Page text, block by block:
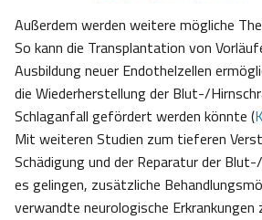
Außerdem werden weitere mögliche
So kann die Transplantation von
Ausbildung neuer Endothelzellen
die Wiederherstellung der Blut-/
Schlaganfall gefördert werden könnte (
Mit weiteren Studien zum tieferen
Schädigung und der Reparatur der
es gelingen, zusätzliche
verwandte neurologische Erkrankungen